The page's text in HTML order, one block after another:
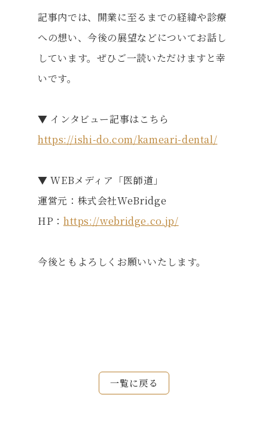
記事内では、開業に至るまでの経緯や診療
への想い、今後の展望などについてお話し
しています。ぜひご一読いただけますと幸
いです。
▼ インタビュー記事はこちら
https://ishi-do.com/kameari-dental/
▼ WEBメディア「医師道」
運営元：株式会社WeBridge
HP： https://webridge.co.jp/
今後ともよろしくお願いいたします。
一覧に戻る